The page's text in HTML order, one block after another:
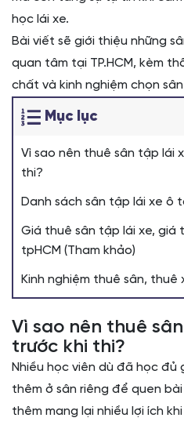
học lái xe.
Bài viết sẽ giới thiệu những
quan tâm tại TP.HCM, kèm
chất và kinh nghiệm chọn
Mục lục
Vì sao nên thuê sân tập lái
thi?
Danh sách sân tập lái xe ô
Giá thuê sân tập lái xe, giá
tpHCM (Tham khảo)
Kinh nghiệm thuê sân, thuê
Vì sao nên thuê
trước khi thi?
Nhiều học viên dù đã học đủ
thêm ở sân riêng để quen
thêm mang lại nhiều lợi ích khi